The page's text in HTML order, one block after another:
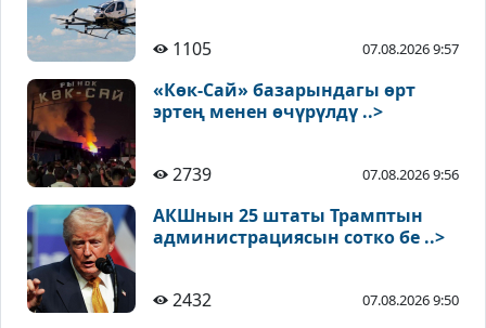
1105 07.08.2026 9:57
«Көк-Сай» базарындагы өрт
эртең менен өчүрүлдү ..>
2739 07.08.2026 9:56
АКШнын 25 штаты Трамптын
администрациясын сотко бе ..>
2432 07.08.2026 9:50